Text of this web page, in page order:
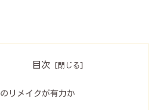
目次
のリメイクが有力か